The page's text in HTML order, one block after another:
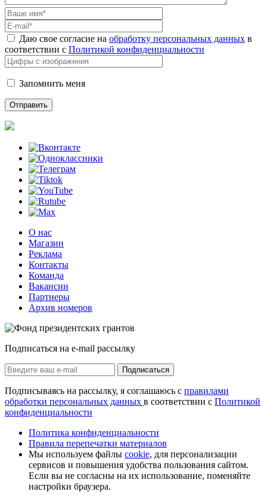
Даю свое согласие на обработку персональных данных в
соответствии с Политикой конфиденциальности
Запомнить меня
О нас
Магазин
Реклама
Контакты
Команда
Вакансии
Партнеры
Архив номеров
Подписаться на e-mail рассылку
Подписаться
Подписываясь на рассылку, я соглашаюсь с правилами
обработки персональных данных в соответствии с Политикой
конфиденциальности
Политика конфиденциальности
Правила перепечатки материалов
Мы используем файлы cookie, для персонализации
сервисов и повышения удобства пользования сайтом.
Если вы не согласны на их использование, поменяйте
настройки браузера.